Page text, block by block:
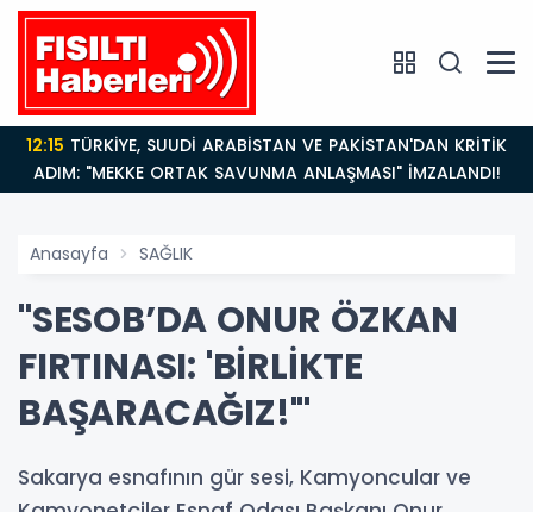
12:15
ADIM: "MEKKE ORTAK SAVUNMA ANLAŞMASI" İMZALANDI!
Anasayfa SAĞLIK
"SESOB’DA ONUR ÖZKAN
FIRTINASI: 'BİRLİKTE
BAŞARACAĞIZ!'"
Sakarya esnafının gür sesi, Kamyoncular ve